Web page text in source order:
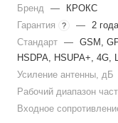
Бренд —
КРОКС
Гарантия
? — 2 года
Стандарт — GSM,
HSDPA, HSUPA+, 4G,
Усиление антенны, дБ
Рабочий диапазон
Входное